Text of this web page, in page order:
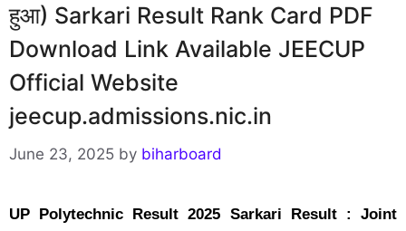
हुआ) Sarkari Result Rank Card PDF
Download Link Available JEECUP
Official Website
jeecup.admissions.nic.in
June 23, 2025 by biharboard
UP Polytechnic Result 2025 Sarkari Result : Joint